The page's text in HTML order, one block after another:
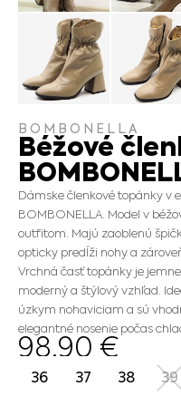
BOMBONELLA
Béžové
Dámske členkové topánky v
BOMBONELLA. Model v
outfitom. Majú zaoblenú
opticky predĺži nohy a
Vrchná časť topánky je
moderný a štýlový vzhľad.
úzkym nohaviciam a sú
elegantné nosenie počas
98.90 €
36 37 38 39